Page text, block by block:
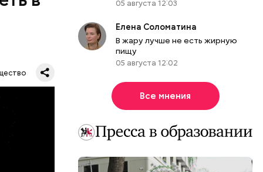
метров.
05 августа 12:03
Елена Соломатина
В жару лучше не есть жирную
пищу
05 августа 12:02
Все мнения